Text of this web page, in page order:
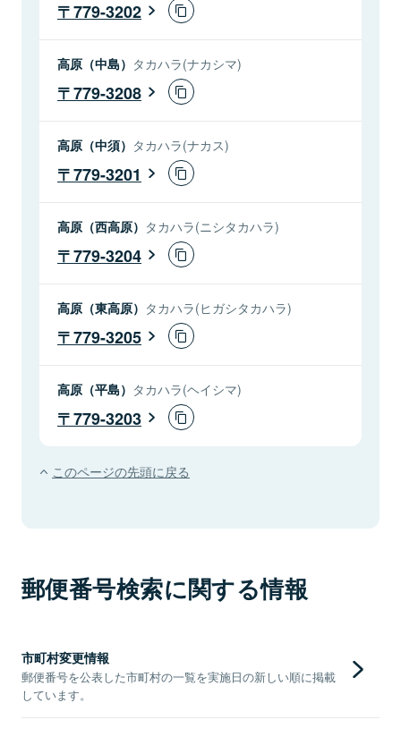
779-3202
高原（中島） タカハラ(ナカシマ)
779-3208
高原（中須） タカハラ(ナカス)
779-3201
高原（西高原） タカハラ(ニシタカハラ)
779-3204
高原（東高原） タカハラ(ヒガシタカハラ)
779-3205
高原（平島） タカハラ(ヘイシマ)
779-3203
このページの先頭に戻る
郵便番号検索に関する情報
市町村変更情報
郵便番号を公表した市町村の一覧を実施日の新しい順に掲載
しています。